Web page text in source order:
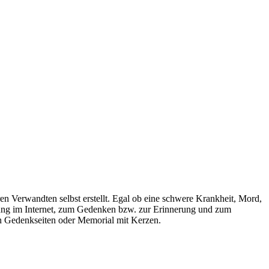
Verwandten selbst erstellt. Egal ob eine schwere Krankheit, Mord,
im Internet, zum Gedenken bzw. zur Erinnerung und zum
oder Memorial mit Kerzen.